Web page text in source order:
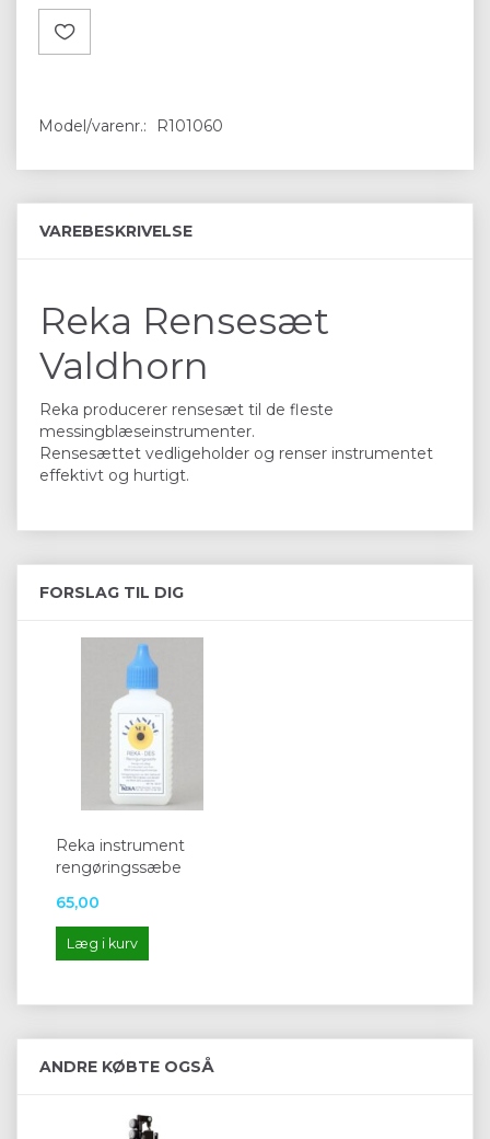
Model/varenr.: R101060
VAREBESKRIVELSE
Reka Rensesæt
Valdhorn
Reka producerer rensesæt til de fleste
messingblæseinstrumenter.
Rensesættet vedligeholder og renser instrumentet
effektivt og hurtigt.
FORSLAG TIL DIG
Reka instrument
rengøringssæbe
65,00
Læg i kurv
ANDRE KØBTE OGSÅ